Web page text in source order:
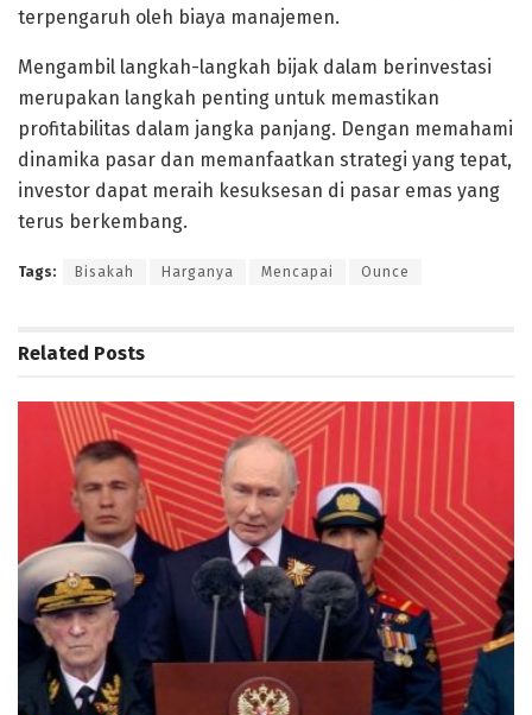
terpengaruh oleh biaya manajemen.
Mengambil langkah-langkah bijak dalam berinvestasi
merupakan langkah penting untuk memastikan
profitabilitas dalam jangka panjang. Dengan memahami
dinamika pasar dan memanfaatkan strategi yang tepat,
investor dapat meraih kesuksesan di pasar emas yang
terus berkembang.
Tags: Bisakah Harganya Mencapai Ounce
Related Posts